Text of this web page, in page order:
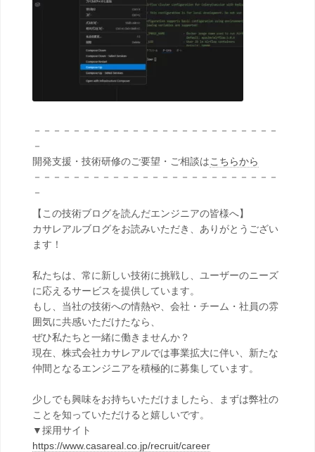
－－－－－－－－－－－－－－－－－－－－－－－－－
－
開発支援・技術研修のご要望・ご相談はこちらから
－－－－－－－－－－－－－－－－－－－－－－－－－
－
【この技術ブログを読んだエンジニアの皆様へ】
カサレアルブログをお読みいただき、ありがとうござい
ます！
私たちは、常に新しい技術に挑戦し、ユーザーのニーズ
に応えるサービスを提供しています。
もし、当社の技術への情熱や、会社・チーム・社員の雰
囲気に共感いただけたなら、
ぜひ私たちと一緒に働きませんか？
現在、株式会社カサレアルでは事業拡大に伴い、新たな
仲間となるエンジニアを積極的に募集しています。
少しでも興味をお持ちいただけましたら、まずは弊社の
ことを知っていただけると嬉しいです。
▼採用サイト
https://www.casareal.co.jp/recruit/career